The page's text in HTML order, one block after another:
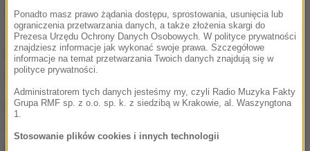
By wyjść naprzeciw tym potrzebom dajemy taką
możliwość także we Wrocławiu- opowiada Jolanta
Mikos, kierownik Działu Obsługi Systemu Biletowego
we wrocławskim magistracie.
Od początku roku do końca sierpnia pasażerowie
Ponadto masz prawo żądania dostępu, sprostowania, usunięcia lub
ograniczenia przetwarzania danych, a także złożenia skargi do
Prezesa Urzędu Ochrony Danych Osobowych. W polityce prywatności
znajdziesz informacje jak wykonać swoje prawa. Szczegółowe
informacje na temat przetwarzania Twoich danych znajdują się w
polityce prywatności.
Administratorem tych danych jesteśmy my, czyli Radio Muzyka Fakty
Grupa RMF sp. z o.o. sp. k. z siedzibą w Krakowie, al. Waszyngtona
1.
Stosowanie plików cookies i innych technologii